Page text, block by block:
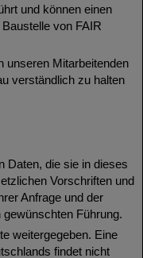
und können einen
von FAIR
unseren Mitarbeitenden
verständlich zu halten
Daten, die sie in dieses
Vorschriften und
Anfrage und der
Führung.
weitergegeben. Eine
findet nicht